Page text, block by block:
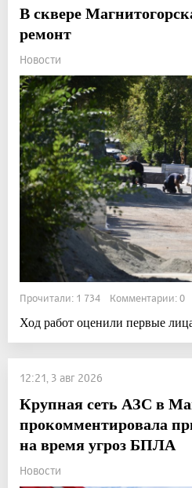
В сквере
ремонт
Новости
Прочитали: 1 734 Комментарии: 0
Ход работ оценили первые
12:21, 3 авг 2026
Крупная сеть АЗС в
прокомментировала
на время угроз БПЛА
Новости